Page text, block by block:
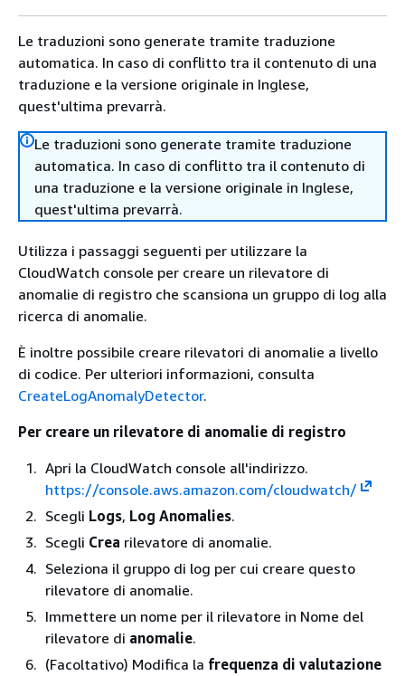
Le traduzioni sono generate tramite traduzione
automatica. In caso di conflitto tra il contenuto di una
traduzione e la versione originale in Inglese,
quest'ultima prevarrà.
Le traduzioni sono generate tramite traduzione
automatica. In caso di conflitto tra il contenuto di
una traduzione e la versione originale in Inglese,
quest'ultima prevarrà.
Utilizza i passaggi seguenti per utilizzare la
CloudWatch console per creare un rilevatore di
anomalie di registro che scansiona un gruppo di log alla
ricerca di anomalie.
È inoltre possibile creare rilevatori di anomalie a livello
di codice. Per ulteriori informazioni, consulta
CreateLogAnomalyDetector.
Per creare un rilevatore di anomalie di registro
Apri la CloudWatch console all'indirizzo.
https://console.aws.amazon.com/cloudwatch/
Scegli Logs, Log Anomalies.
Scegli Crea rilevatore di anomalie.
Seleziona il gruppo di log per cui creare questo
rilevatore di anomalie.
Immettere un nome per il rilevatore in Nome del
rilevatore di anomalie.
(Facoltativo) Modifica la frequenza di valutazione